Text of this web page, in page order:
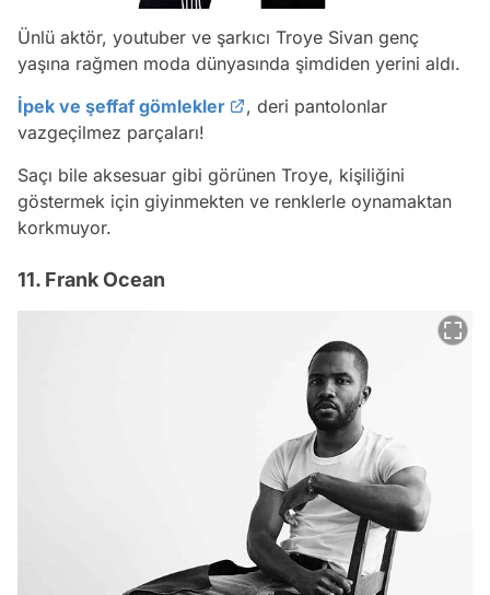
Ünlü aktör, youtuber ve şarkıcı Troye Sivan genç
yaşına rağmen moda dünyasında şimdiden yerini aldı.
İpek ve şeffaf gömlekler
, deri pantolonlar
vazgeçilmez parçaları!
Saçı bile aksesuar gibi görünen Troye, kişiliğini
göstermek için giyinmekten ve renklerle oynamaktan
korkmuyor.
11. Frank Ocean